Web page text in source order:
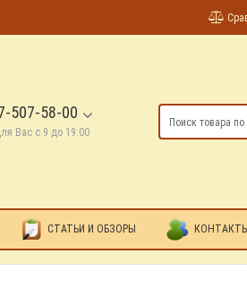
507-58-00
Вас с 9 до 19:00
СТАТЬИ И ОБЗОРЫ